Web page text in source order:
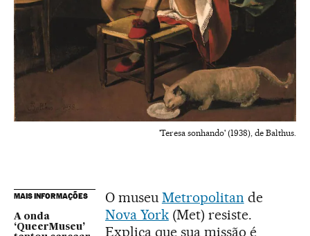
'Teresa sonhando' (1938), de Balthus.
MAIS INFORMAÇÕES
A onda
‘QueerMuseu’
O museu Metropolitan de
Nova York(Met) resiste.
Explica que sua missão é